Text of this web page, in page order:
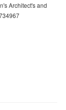
Architect's and